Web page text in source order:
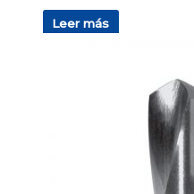
Leer más